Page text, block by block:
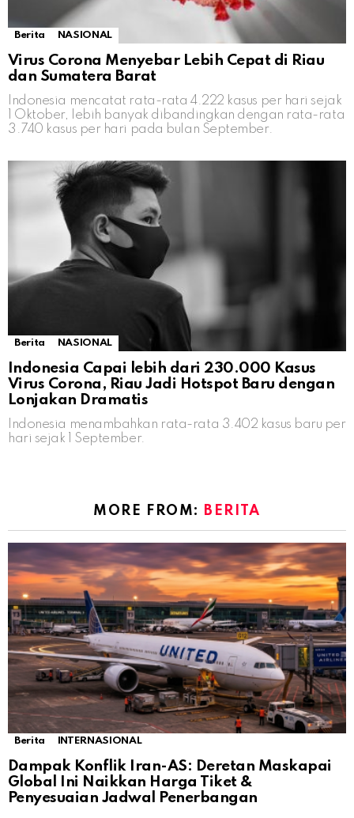
Berita NASIONAL
Virus Corona Menyebar Lebih Cepat di Riau
dan Sumatera Barat
Indonesia mencatat rata-rata 4.222 kasus per hari sejak
1 Oktober, lebih banyak dibandingkan dengan rata-rata
3.740 kasus per hari pada bulan September.
Berita NASIONAL
Indonesia Capai lebih dari 230.000 Kasus
Virus Corona, Riau Jadi Hotspot Baru dengan
Lonjakan Dramatis
Indonesia menambahkan rata-rata 3.402 kasus baru per
hari sejak 1 September.
MORE FROM: BERITA
Berita INTERNASIONAL
Dampak Konflik Iran-AS: Deretan Maskapai
Global Ini Naikkan Harga Tiket &
Penyesuaian Jadwal Penerbangan